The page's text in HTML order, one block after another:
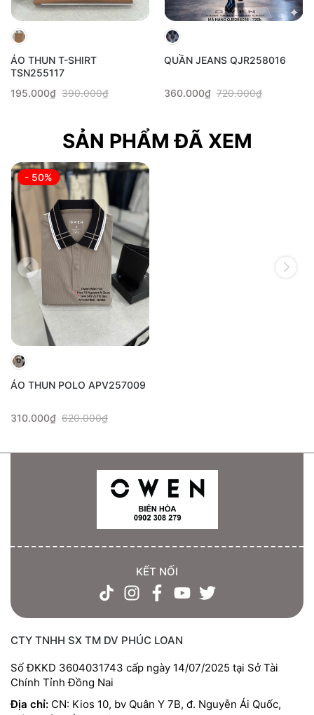
ÁO THUN T-SHIRT
TSN255117
195.000₫ 390.000₫
QUẦN JEANS QJR258016
360.000₫ 720.000₫
SẢN PHẨM ĐÃ XEM
- 50%
ÁO THUN POLO APV257009
310.000₫ 620.000₫
KẾT NỐI
CTY TNHH SX TM DV PHÚC LOAN
Số ĐKKD 3604031743 cấp ngày 14/07/2025 tại Sở Tài
Chính Tỉnh Đồng Nai
Địa chỉ: CN: Kios 10, bv Quân Y 7B, đ. Nguyễn Ái Quốc,